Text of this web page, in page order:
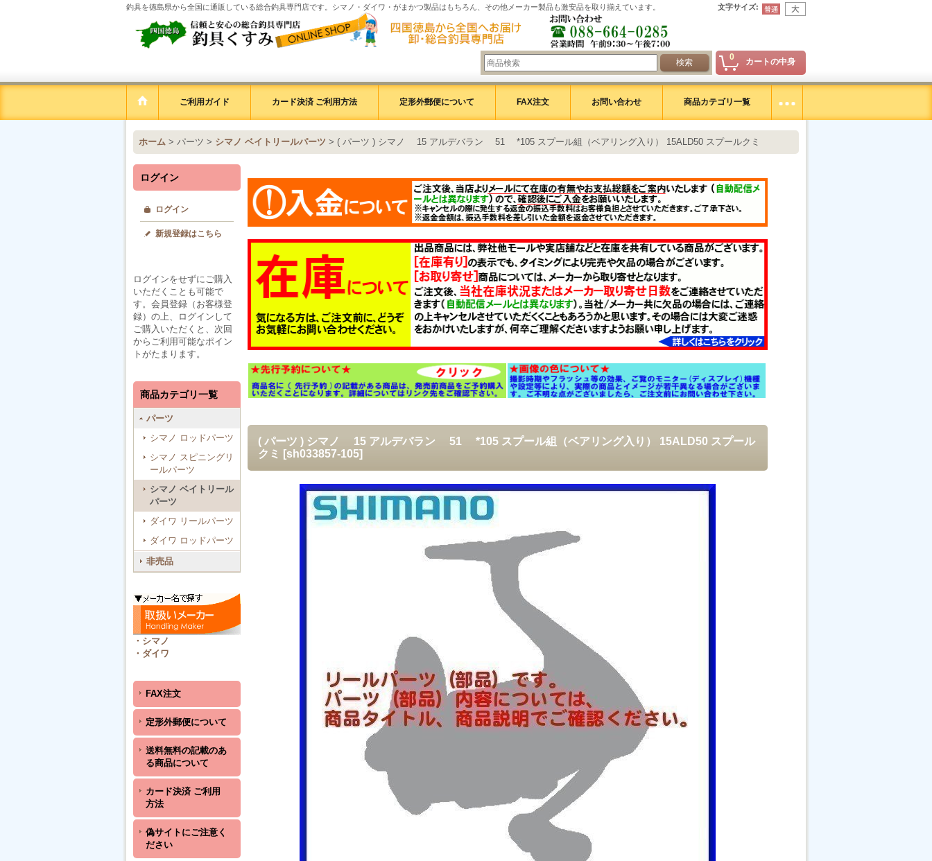
釣具を徳島県から全国に通販している総合釣具専門店です。シマノ・ダイワ・がまかつ製品はもちろん、その他メーカー製品も激安品を取り揃えています。 文字サイズ:
0 カートの中身
ご利用ガイド カード決済 ご利用方法 定形外郵便について FAX注文 お問い合わせ 商品カテゴリ一覧
ホーム > パーツ > シマノ ベイトリールパーツ > ( パーツ ) シマノ 15 アルデバラン 51 *105 スプール組（ベアリング入り） 15ALD50 スプールクミ
ログイン
ログイン
新規登録はこちら
ログインをせずにご購入
いただくことも可能で
す。会員登録（お客様登
録）の上、ログインして
ご購入いただくと、次回
からご利用可能なポイン
トがたまります。
商品カテゴリ一覧
パーツ
シマノ ロッドパーツ
シマノ スピニングリ
ールパーツ
シマノ ベイトリール
パーツ
ダイワ リールパーツ
ダイワ ロッドパーツ
非売品
・ シマノ
・ ダイワ
FAX注文
定形外郵便について
送料無料の記載のあ
る商品について
カード決済 ご利用
方法
偽サイトにご注意く
ださい
( パーツ ) シマノ 15 アルデバラン 51 *105 スプール組（ベアリング入り） 15ALD50 スプール
クミ
[sh033857-105]